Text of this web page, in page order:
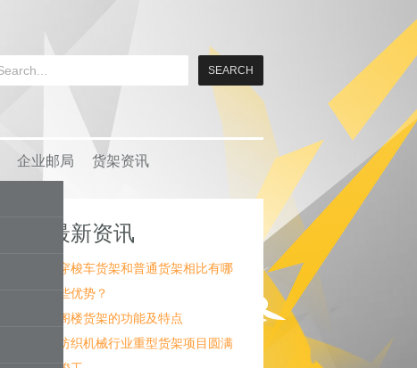
企业邮局 货架资讯
最新资讯
穿梭车货架和普通货架相比有哪
些优势？
阁楼货架的功能及特点
纺织机械行业重型货架项目圆满